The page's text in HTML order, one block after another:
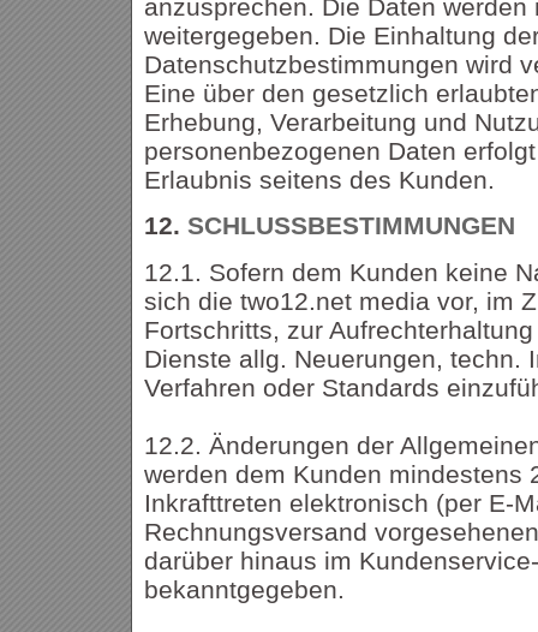
anzusprechen. Die Daten werden
weitergegeben. Die Einhaltung
Datenschutzbestimmungen wird
Eine über den gesetzlich
Erhebung, Verarbeitung und
personenbezogenen Daten
Erlaubnis seitens des Kunden.
12. SCHLUSSBESTIMMUNGEN
12.1. Sofern dem Kunden keine
sich die two12.net media vor, im
Fortschritts, zur
Dienste allg. Neuerungen, techn.
Verfahren oder Standards
12.2. Änderungen der
werden dem Kunden mindestens
Inkrafttreten elektronisch (per E-
Rechnungsversand
darüber hinaus im
bekanntgegeben.